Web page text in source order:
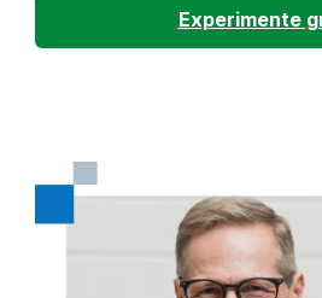
Experimente